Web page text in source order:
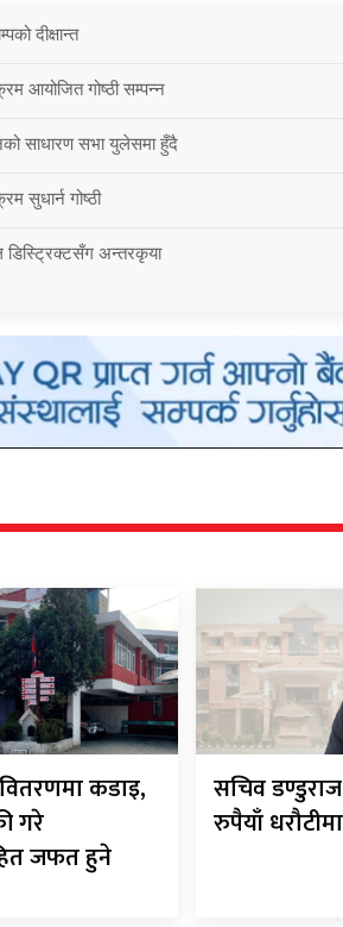
दीक्षान्त
आयोजित गोष्ठी सम्पन्न
साधारण सभा युलेसमा हुँदै
सुधार्न गोष्ठी
डिस्ट्रिक्टसँग अन्तरकृया
कडाइ,
गरे
जफत हुने
सचिव
रुपैयाँ